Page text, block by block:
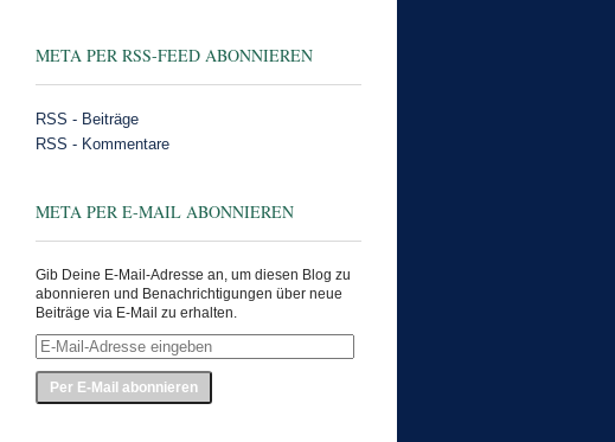
META PER RSS-FEED ABONNIEREN
RSS - Beiträge
RSS - Kommentare
META PER E-MAIL ABONNIEREN
Gib Deine E-Mail-Adresse an, um diesen Blog zu
abonnieren und Benachrichtigungen über neue
Beiträge via E-Mail zu erhalten.
E-
Mail-
Adresse
eingeben